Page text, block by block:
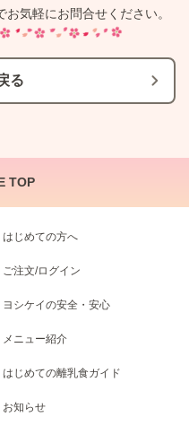
気軽にお問合せください。
る
TOP
はじめての方へ
ご注文/ログイン
ヨシケイの安全・安心
メニュー紹介
はじめての離乳食ガイド
お知らせ